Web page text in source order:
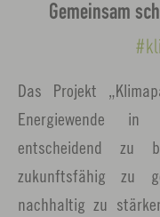
Gemeinsam
Das Projekt
Energiewende in
entscheidend zu
zukunftsfähig zu
nachhaltig zu